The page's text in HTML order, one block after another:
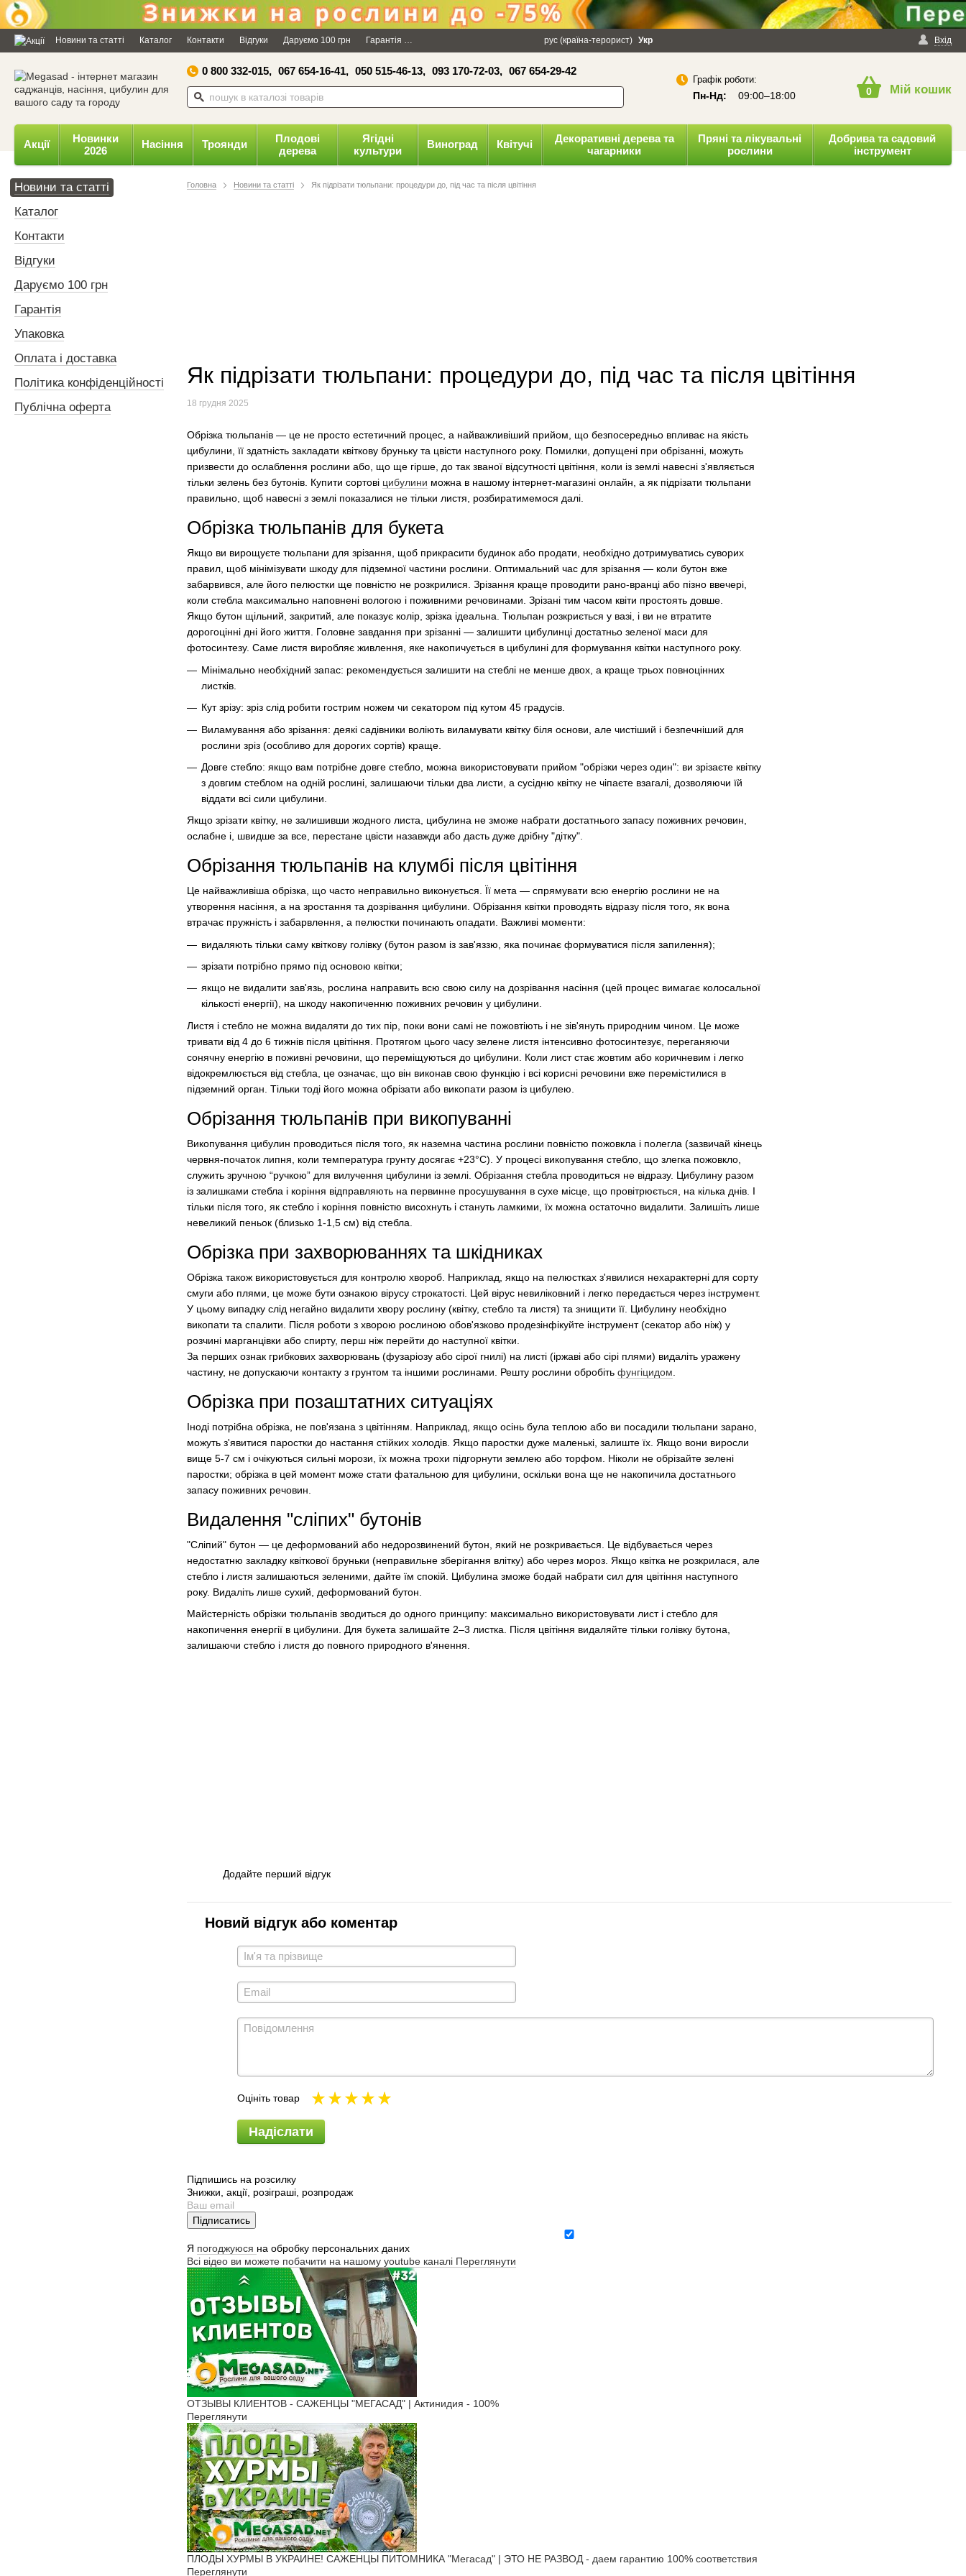
Дозвольте сайту megasad.net
відправляти вам сповіщення на
робочий стіл.
Powered by SendPulse Заборонити Дозволити
×
Новини та статті Каталог Контакти Відгуки Даруємо 100 грн Гарантія Політика конфіденційності Вхід
рус (країна-терорист) Укр
0 800 332-015, 067 654-16-41, 050 515-46-13, 093 170-72-03, 067 654-29-42
Графік роботи:
Пн-Нд: 09:00–18:00 0 Мій кошик
Акції
Новинки
2026
Насіння Троянди
Плодові
дерева
Ягідні
культури
Виноград Квітучі
Декоративні дерева та
чагарники
Пряні та лікувальні
рослини
Добрива та садовий
інструмент
Головна Новини та статті Як підрізати тюльпани: процедури до, під час та після цвітіння
Як підрізати тюльпани: процедури до, під час та після цвітіння
18 грудня 2025
Обрізка тюльпанів — це не просто естетичний процес, а найважливіший прийом, що безпосередньо впливає на якість
цибулини, її здатність закладати квіткову бруньку та цвісти наступного року. Помилки, допущені при обрізанні, можуть
призвести до ослаблення рослини або, що ще гірше, до так званої відсутності цвітіння, коли із землі навесні з'являється
тільки зелень без бутонів. Купити сортові цибулини можна в нашому інтернет-магазині онлайн, а як підрізати тюльпани
правильно, щоб навесні з землі показалися не тільки листя, розбиратимемося далі.
Обрізка тюльпанів для букета
Якщо ви вирощуєте тюльпани для зрізання, щоб прикрасити будинок або продати, необхідно дотримуватись суворих
правил, щоб мінімізувати шкоду для підземної частини рослини. Оптимальний час для зрізання — коли бутон вже
забарвився, але його пелюстки ще повністю не розкрилися. Зрізання краще проводити рано-вранці або пізно ввечері,
коли стебла максимально наповнені вологою і поживними речовинами. Зрізані тим часом квіти простоять довше.
Якщо бутон щільний, закритий, але показує колір, зрізка ідеальна. Тюльпан розкриється у вазі, і ви не втратите
дорогоцінні дні його життя. Головне завдання при зрізанні — залишити цибулинці достатньо зеленої маси для
фотосинтезу. Саме листя виробляє живлення, яке накопичується в цибулині для формування квітки наступного року.
Мінімально необхідний запас: рекомендується залишити на стеблі не менше двох, а краще трьох повноцінних
листків.
Кут зрізу: зріз слід робити гострим ножем чи секатором під кутом 45 градусів.
Виламування або зрізання: деякі садівники воліють виламувати квітку біля основи, але чистіший і безпечніший для
рослини зріз (особливо для дорогих сортів) краще.
Довге стебло: якщо вам потрібне довге стебло, можна використовувати прийом "обрізки через один": ви зрізаєте квітку
з довгим стеблом на одній рослині, залишаючи тільки два листи, а сусідню квітку не чіпаєте взагалі, дозволяючи їй
віддати всі сили цибулини.
Якщо зрізати квітку, не залишивши жодного листа, цибулина не зможе набрати достатнього запасу поживних речовин,
ослабне і, швидше за все, перестане цвісти назавжди або дасть дуже дрібну "дітку".
Обрізання тюльпанів на клумбі після цвітіння
Це найважливіша обрізка, що часто неправильно виконується. Її мета — спрямувати всю енергію рослини не на
утворення насіння, а на зростання та дозрівання цибулини. Обрізання квітки проводять відразу після того, як вона
втрачає пружність і забарвлення, а пелюстки починають опадати. Важливі моменти:
видаляють тільки саму квіткову голівку (бутон разом із зав'яззю, яка починає формуватися після запилення);
зрізати потрібно прямо під основою квітки;
якщо не видалити зав'язь, рослина направить всю свою силу на дозрівання насіння (цей процес вимагає колосальної
кількості енергії), на шкоду накопиченню поживних речовин у цибулини.
Листя і стебло не можна видаляти до тих пір, поки вони самі не пожовтіють і не зів'януть природним чином. Це може
тривати від 4 до 6 тижнів після цвітіння. Протягом цього часу зелене листя інтенсивно фотосинтезує, переганяючи
сонячну енергію в поживні речовини, що переміщуються до цибулини. Коли лист стає жовтим або коричневим і легко
відокремлюється від стебла, це означає, що він виконав свою функцію і всі корисні речовини вже перемістилися в
підземний орган. Тільки тоді його можна обрізати або викопати разом із цибулею.
Обрізання тюльпанів при викопуванні
Викопування цибулин проводиться після того, як наземна частина рослини повністю пожовкла і полегла (зазвичай кінець
червня-початок липня, коли температура грунту досягає +23°C). У процесі викопування стебло, що злегка пожовкло,
служить зручною “ручкою” для вилучення цибулини із землі. Обрізання стебла проводиться не відразу. Цибулину разом
із залишками стебла і коріння відправляють на первинне просушування в сухе місце, що провітрюється, на кілька днів. І
тільки після того, як стебло і коріння повністю висохнуть і стануть ламкими, їх можна остаточно видалити. Залишіть лише
невеликий пеньок (близько 1-1,5 см) від стебла.
Обрізка при захворюваннях та шкідниках
Обрізка також використовується для контролю хвороб. Наприклад, якщо на пелюстках з'явилися нехарактерні для сорту
смуги або плями, це може бути ознакою вірусу строкатості. Цей вірус невиліковний і легко передається через інструмент.
У цьому випадку слід негайно видалити хвору рослину (квітку, стебло та листя) та знищити її. Цибулину необхідно
викопати та спалити. Після роботи з хворою рослиною обов'язково продезінфікуйте інструмент (секатор або ніж) у
розчині марганцівки або спирту, перш ніж перейти до наступної квітки.
За перших ознак грибкових захворювань (фузаріозу або сірої гнилі) на листі (іржаві або сірі плями) видаліть уражену
частину, не допускаючи контакту з грунтом та іншими рослинами. Решту рослини обробіть фунгіцидом
Обрізка при позаштатних ситуаціях
Іноді потрібна обрізка, не пов'язана з цвітінням. Наприклад, якщо осінь була теплою або ви посадили тюльпани зарано,
можуть з'явитися паростки до настання стійких холодів. Якщо паростки дуже маленькі, залиште їх. Якщо вони виросли
вище 5-7 см і очікуються сильні морози, їх можна трохи підгорнути землею або торфом. Ніколи не обрізайте зелені
паростки; обрізка в цей момент може стати фатальною для цибулини, оскільки вона ще не накопичила достатнього
запасу поживних речовин.
Видалення "сліпих" бутонів
"Сліпий" бутон — це деформований або недорозвинений бутон, який не розкривається. Це відбувається через
недостатню закладку квіткової бруньки (неправильне зберігання влітку) або через мороз. Якщо квітка не розкрилася, але
стебло і листя залишаються зеленими, дайте їм спокій. Цибулина зможе бодай набрати сил для цвітіння наступного
року. Видаліть лише сухий, деформований бутон.
Майстерність обрізки тюльпанів зводиться до одного принципу: максимально використовувати лист і стебло для
накопичення енергії в цибулини. Для букета залишайте 2–3 листка. Після цвітіння видаляйте тільки голівку бутона,
залишаючи стебло і листя до повного природного в'янення.
Додайте перший відгук
Новий відгук або коментар
Оцініть товар
Надіслати
Підпишись на розсилку
Знижки, акції, розіграші, розпродаж
Підписатись
Я погоджуюся на обробку персональних даних
Всі відео ви можете побачити на нашому youtube каналі Переглянути
ОТЗЫВЫ КЛИЕНТОВ - САЖЕНЦЫ "МЕГАСАД" | Актинидия - 100%
Переглянути
ПЛОДЫ ХУРМЫ В УКРАИНЕ! САЖЕНЦЫ ПИТОМНИКА "Мегасад" | ЭТО НЕ РАЗВОД - даем гарантию 100% соответствия
Переглянути
Новини та статті
Каталог
Контакти
Відгуки
Даруємо 100 грн
Гарантія
Упаковка
Оплата і доставка
Політика конфіденційності
Публічна оферта